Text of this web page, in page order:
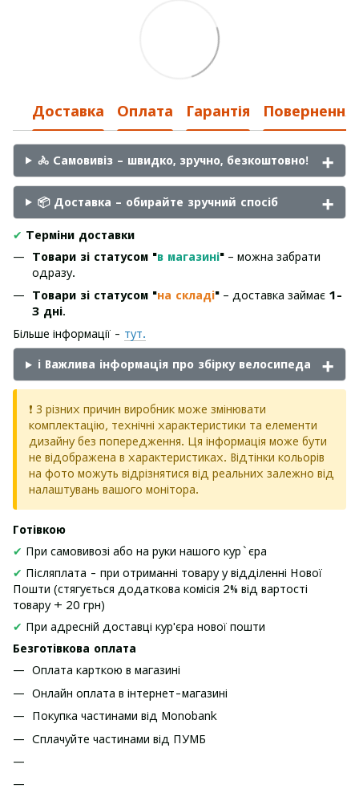
Доставка Оплата Гарантія Повернення
🚴 Самовивіз – швидко, зручно, безкоштовно!
📦 Доставка – обирайте зручний спосіб
✔ Терміни доставки
Товари зі статусом "в магазині" – можна забрати
одразу.
Товари зі статусом "на складі" – доставка займає 1-
3 дні.
Більше інформації - тут.
ℹ️ Важлива інформація про збірку велосипеда
❗ З різних причин виробник може змінювати
комплектацію, технічні характеристики та елементи
дизайну без попередження. Ця інформація може бути
не відображена в характеристиках. Відтінки кольорів
на фото можуть відрізнятися від реальних залежно від
налаштувань вашого монітора.
Готівкою
✔ При самовивозі або на руки нашого кур`єра
✔ Післяплата - при отриманні товару у відділенні Нової
Пошти (стягується додаткова комісія 2% від вартості
товару + 20 грн)
✔ При адресній доставці кур'єра нової пошти
Безготівкова оплата
Оплата карткою в магазині
Онлайн оплата в інтернет-магазині
Покупка частинами від Monobank
Сплачуйте частинами від ПУМБ